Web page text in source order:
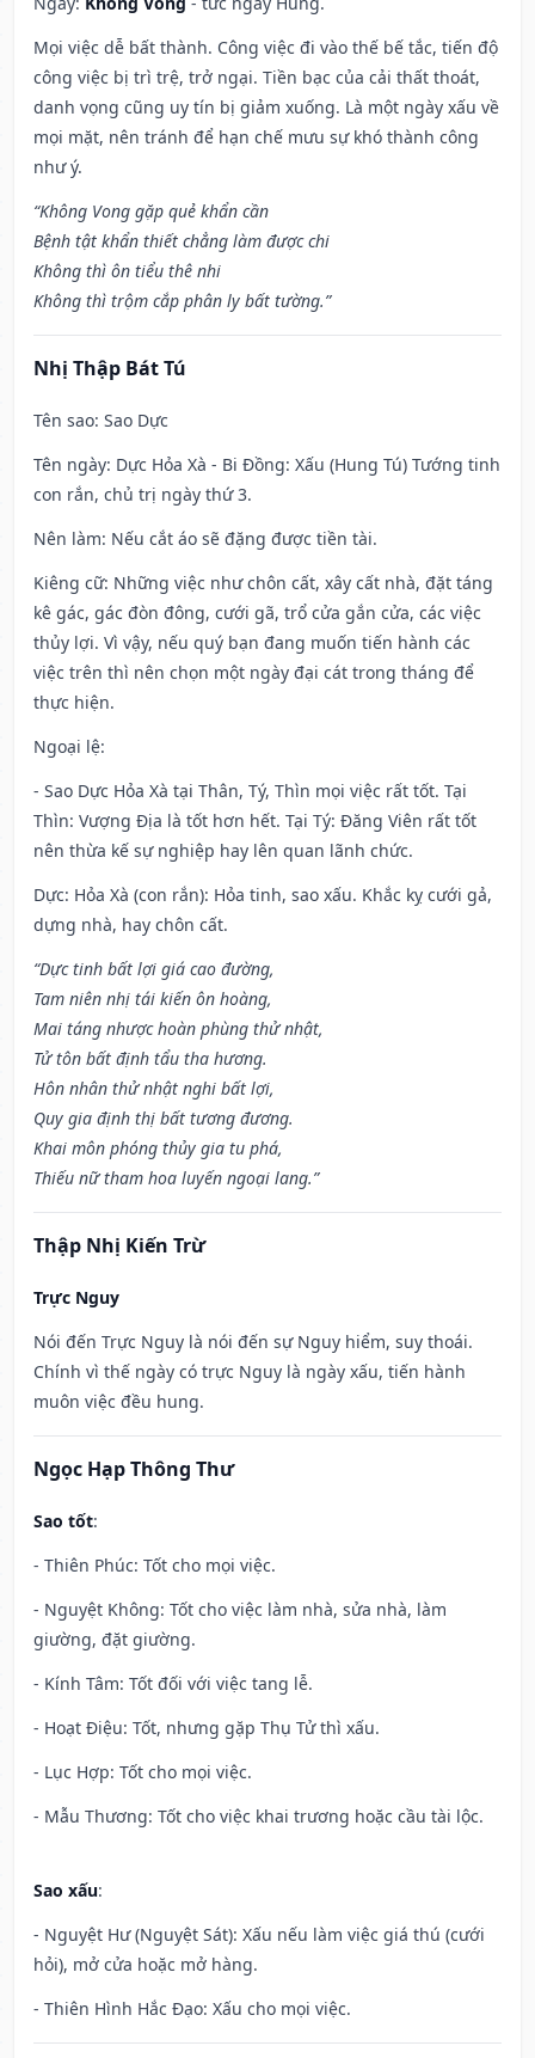
Mọi việc dễ bất thành. Công việc đi vào thế bế tắc, tiến độ
công việc bị trì trệ, trở ngại. Tiền bạc của cải thất thoát,
danh vọng cũng uy tín bị giảm xuống. Là một ngày xấu về
mọi mặt, nên tránh để hạn chế mưu sự khó thành công
như ý.
“Không Vong gặp quẻ khẩn cần
Bệnh tật khẩn thiết chẳng làm được chi
Không thì ôn tiểu thê nhi
Không thì trộm cắp phân ly bất tường.”
Nhị Thập Bát Tú
Tên sao: Sao Dực
Tên ngày: Dực Hỏa Xà - Bi Đồng: Xấu (Hung Tú) Tướng tinh
con rắn, chủ trị ngày thứ 3.
Nên làm: Nếu cắt áo sẽ đặng được tiền tài.
Kiêng cữ: Những việc như chôn cất, xây cất nhà, đặt táng
kê gác, gác đòn đông, cưới gã, trổ cửa gắn cửa, các việc
thủy lợi. Vì vậy, nếu quý bạn đang muốn tiến hành các
việc trên thì nên chọn một ngày đại cát trong tháng để
thực hiện.
Ngoại lệ:
- Sao Dực Hỏa Xà tại Thân, Tý, Thìn mọi việc rất tốt. Tại
Thìn: Vượng Địa là tốt hơn hết. Tại Tý: Đăng Viên rất tốt
nên thừa kế sự nghiệp hay lên quan lãnh chức.
Dực: Hỏa Xà (con rắn): Hỏa tinh, sao xấu. Khắc kỵ cưới gả,
dựng nhà, hay chôn cất.
“Dực tinh bất lợi giá cao đường,
Tam niên nhị tái kiến ôn hoàng,
Mai táng nhược hoàn phùng thử nhật,
Tử tôn bất định tẩu tha hương.
Hôn nhân thử nhật nghi bất lợi,
Quy gia định thị bất tương đương.
Khai môn phóng thủy gia tu phá,
Thiếu nữ tham hoa luyến ngoại lang.”
Thập Nhị Kiến Trừ
Trực Nguy
Nói đến Trực Nguy là nói đến sự Nguy hiểm, suy thoái.
Chính vì thế ngày có trực Nguy là ngày xấu, tiến hành
muôn việc đều hung.
Ngọc Hạp Thông Thư
Sao tốt:
- Thiên Phúc: Tốt cho mọi việc.
- Nguyệt Không: Tốt cho việc làm nhà, sửa nhà, làm
giường, đặt giường.
- Kính Tâm: Tốt đối với việc tang lễ.
- Hoạt Điệu: Tốt, nhưng gặp Thụ Tử thì xấu.
- Lục Hợp: Tốt cho mọi việc.
- Mẫu Thương: Tốt cho việc khai trương hoặc cầu tài lộc.
Sao xấu:
- Nguyệt Hư (Nguyệt Sát): Xấu nếu làm việc giá thú (cưới
hỏi), mở cửa hoặc mở hàng.
- Thiên Hình Hắc Đạo: Xấu cho mọi việc.